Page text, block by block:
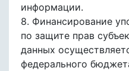
информации.
8. Финансирование
по защите прав
данных
федерального